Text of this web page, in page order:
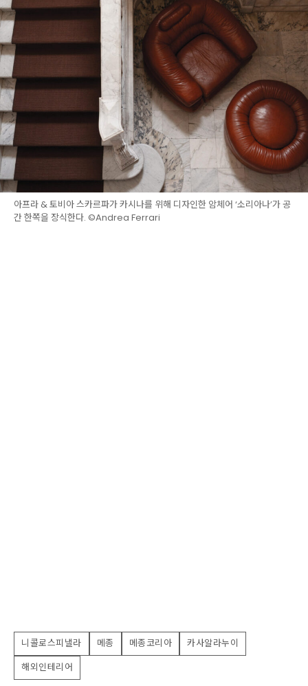
아프라 & 토비아 스카르파가 카시나를 위해 디자인한 암체어 ‘소리아나’가 공
간 한쪽을 장식한다. ©Andrea Ferrari
니콜로스피낼라 메종 메종코리아
카사알라누이
해외인테리어